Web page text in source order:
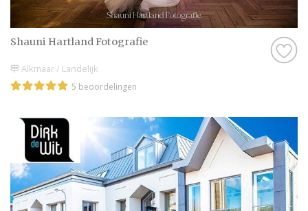
Shauni Hartland Fotografie
Alkmaar / Landelijk
5 beoordelingen